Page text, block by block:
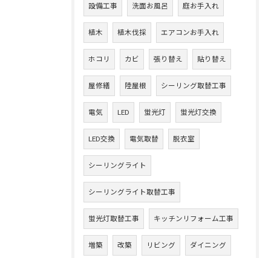
設備工事 洗面お風呂 庭お手入れ
植木 植木伐採 エアコンお手入れ
ホコリ カビ 張り替え 貼り替え
屋修繕 陸屋根 シーリング取替工事
電気 LED 蛍光灯 蛍光灯交換
LED交換 電気取替 脱衣室
シーリングライト
シーリングライト取替工事
蛍光灯取替工事 キッチンリフォーム工事
増築 改築 リビング ダイニング